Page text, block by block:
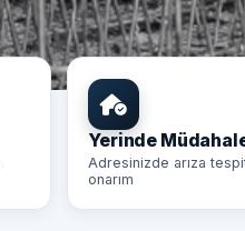
Yerinde
Adresinizde arıza
onarım